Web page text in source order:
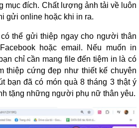
mục đích. Chất lượng ảnh tải về luôn
gửi online hoặc khi in ra.
thể gửi thiệp ngay cho người thân
hoặc email. Nếu muốn in
chỉ cần mang file đến tiệm in là có
thiệp cứng đẹp như thiết kế chuyên
bạn đã có món quà 8 tháng 3 thật ý
tặng những người phụ nữ thân yêu.